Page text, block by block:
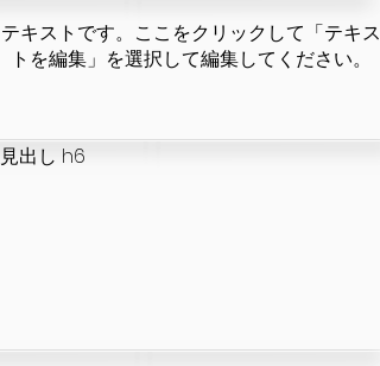
テキストです。ここをクリックして「テキス
トを編集」を選択して編集してください。
見出し h6